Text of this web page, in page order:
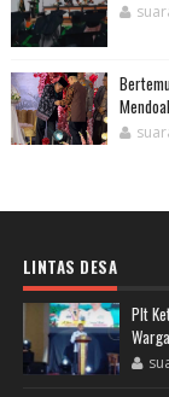
LINTAS DESA
Plt